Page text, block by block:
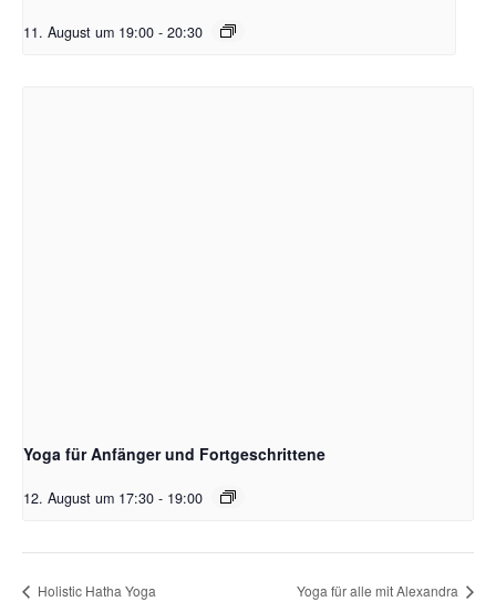
11. August um 19:00 - 20:30
Yoga für Anfänger und Fortgeschrittene
12. August um 17:30 - 19:00
Holistic Hatha Yoga Yoga für alle mit Alexandra